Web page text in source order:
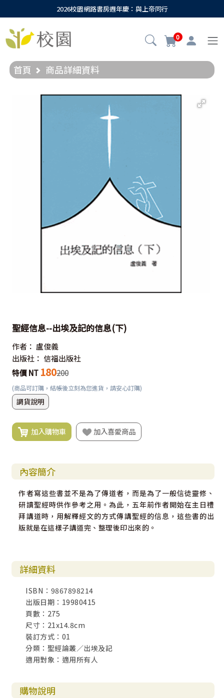
2026校園網路書房週年慶：與上帝同行
0
首頁 商品詳細資料
聖經信息--出埃及記的信息(下)
作者： 盧俊義
出版社： 信福出版社
特價 NT 180200
(商品可訂購，結帳後立刻為您進貨，請安心訂購)
調貨說明
加入購物車 加入喜愛商品
內容簡介
作者寫這些書並不是為了傳道者，而是為了一般信徒靈修、
研讀聖經時供作參考之用。為此，五年前作者開始在主日禮
拜講道時，用解釋經文的方式傳講聖經的信息，這些書的出
版就是在這樣子講道完、整理後印出來的。
詳細資料
ISBN：9867898214
出版日期：19980415
頁數：275
尺寸：21x14.8cm
裝訂方式：01
分類：聖經論叢／出埃及記
適用對象：適用所有人
購物說明